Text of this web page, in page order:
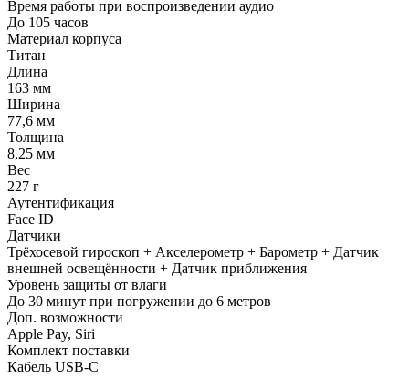
Время работы при воспроизведении аудио
До 105 часов
Материал корпуса
Титан
Длина
163 мм
Ширина
77,6 мм
Толщина
8,25 мм
Вес
227 г
Аутентификация
Face ID
Датчики
Трёхосевой гироскоп + Акселерометр + Барометр + Датчик
внешней освещённости + Датчик приближения
Уровень защиты от влаги
До 30 минут при погружении до 6 метров
Доп. возможности
Apple Pay, Siri
Комплект поставки
Кабель USB-C